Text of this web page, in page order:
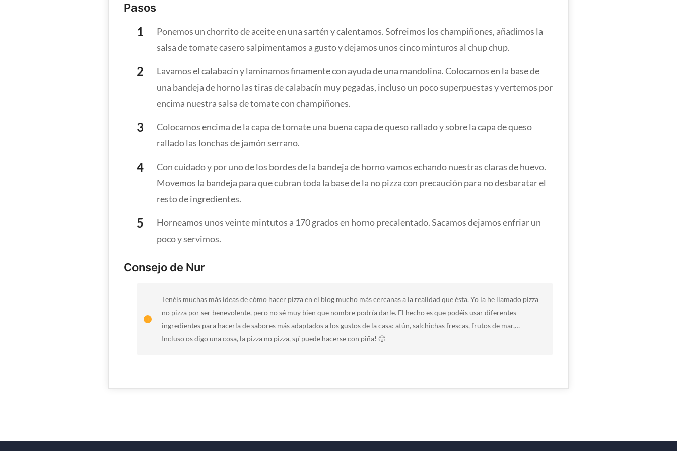
Pasos
Ponemos un chorrito de aceite en una sartén y calentamos. Sofreimos los champiñones, añadimos la
salsa de tomate casero salpimentamos a gusto y dejamos unos cinco minturos al chup chup.
Lavamos el calabacín y laminamos finamente con ayuda de una mandolina. Colocamos en la base de
una bandeja de horno las tiras de calabacín muy pegadas, incluso un poco superpuestas y vertemos por
encima nuestra salsa de tomate con champiñones.
Colocamos encima de la capa de tomate una buena capa de queso rallado y sobre la capa de queso
rallado las lonchas de jamón serrano.
Con cuidado y por uno de los bordes de la bandeja de horno vamos echando nuestras claras de huevo.
Movemos la bandeja para que cubran toda la base de la no pizza con precaución para no desbaratar el
resto de ingredientes.
Horneamos unos veinte mintutos a 170 grados en horno precalentado. Sacamos dejamos enfriar un
poco y servimos.
Consejo de Nur
Tenéis muchas más ideas de cómo hacer pizza en el blog mucho más cercanas a la realidad que ésta. Yo la he llamado pizza
no pizza por ser benevolente, pero no sé muy bien que nombre podría darle. El hecho es que podéis usar diferentes
ingredientes para hacerla de sabores más adaptados a los gustos de la casa: atún, salchichas frescas, frutos de mar,…
Incluso os digo una cosa, la pizza no pizza, s¡í puede hacerse con piña! 🙂